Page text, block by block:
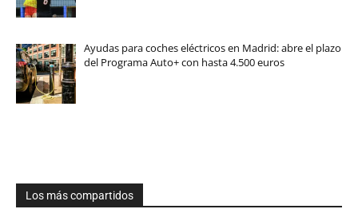
Ayudas para coches eléctricos en Madrid: abre el plazo
del Programa Auto+ con hasta 4.500 euros
Los más compartidos